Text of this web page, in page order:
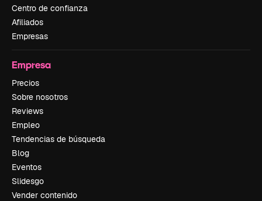
Centro de confianza
Afiliados
Empresas
Empresa
Precios
Sobre nosotros
Reviews
Empleo
Tendencias de búsqueda
Blog
Eventos
Slidesgo
Vender contenido